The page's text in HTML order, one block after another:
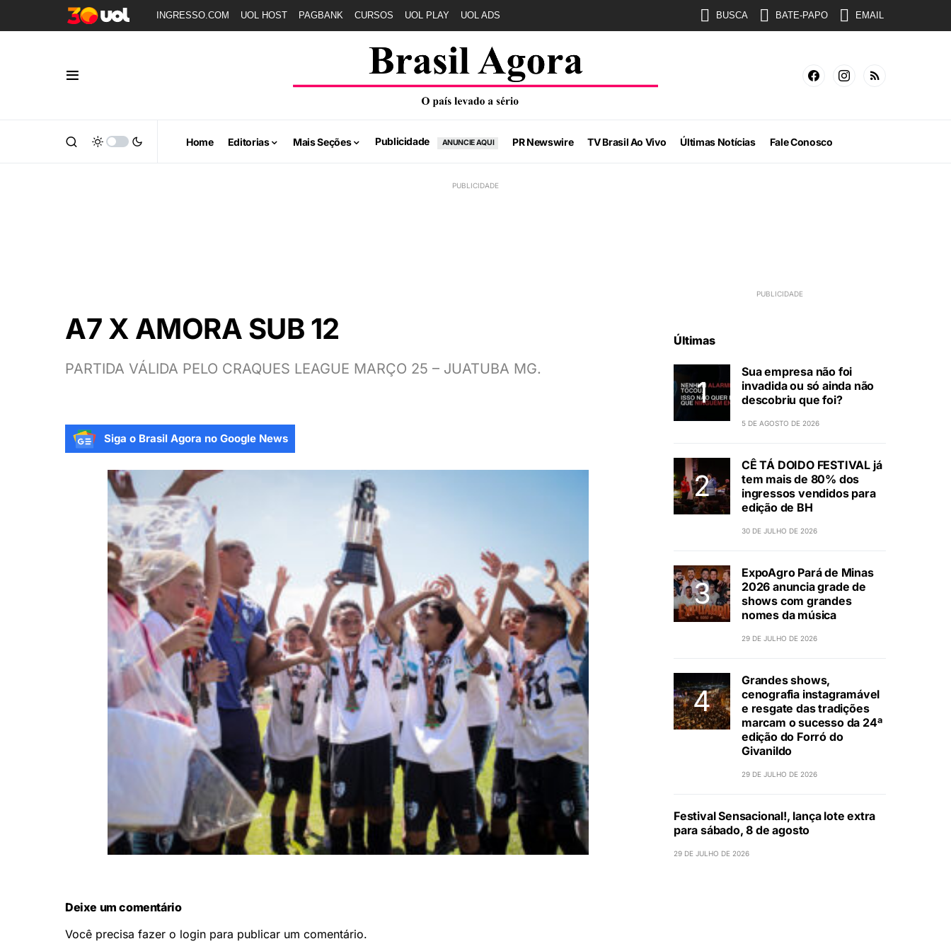
INGRESSO.COM UOL HOST PAGBANK CURSOS UOL PLAY UOL ADS BUSCA BATE-PAPO EMAIL
Home Editorias Mais Seções Publicidade ANUNCIE AQUI PR Newswire TV Brasil Ao Vivo Últimas Notícias Fale Conosco
A7 X AMORA SUB 12
PARTIDA VÁLIDA PELO CRAQUES LEAGUE MARÇO 25 – JUATUBA MG.
Siga o Brasil Agora no Google News
Deixe um comentário
Você precisa fazer o login para publicar um comentário.
Últimas
Sua empresa não foi
invadida ou só ainda não
descobriu que foi?
5 DE AGOSTO DE 2026
CÊ TÁ DOIDO FESTIVAL já
tem mais de 80% dos
ingressos vendidos para
edição de BH
30 DE JULHO DE 2026
ExpoAgro Pará de Minas
2026 anuncia grade de
shows com grandes
nomes da música
29 DE JULHO DE 2026
Grandes shows,
cenografia instagramável
e resgate das tradições
marcam o sucesso da 24ª
edição do Forró do
Givanildo
29 DE JULHO DE 2026
Festival Sensacional!, lança lote extra
para sábado, 8 de agosto
29 DE JULHO DE 2026